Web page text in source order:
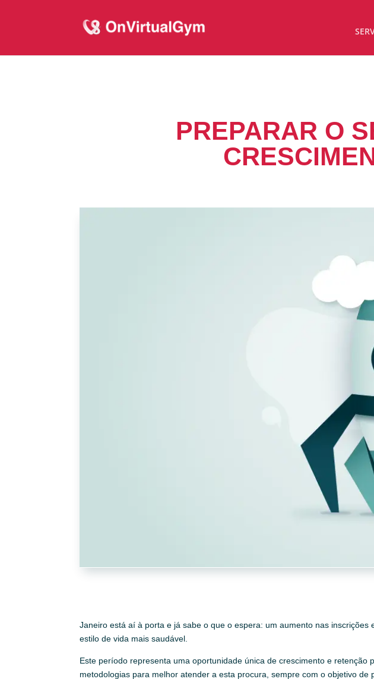
PREPARAR O
Janeiro está aí à porta e já sabe o que o espera: um aumento nas
estilo de vida mais saudável.
Este período representa uma oportunidade única de crescimento e
metodologias para melhor atender a esta procura, sempre com o objetivo de